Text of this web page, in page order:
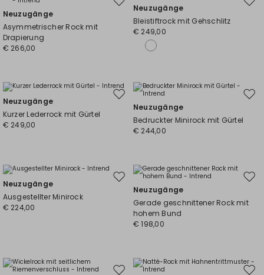
Auf
Wunschliste
Neuzugänge
Asymmetrischer Rock mit
Drapierung
€ 266,00
Auf
Neuzugänge
Bleistiftrock mit Gehschlitz
€ 249,00
Auf
Wunschliste
Neuzugänge
Kurzer Lederrock mit Gürtel
€ 249,00
Auf
Neuzugänge
Bedruckter Minirock mit Gürtel
€ 244,00
Auf
Wunschliste
Neuzugänge
Ausgestellter Minirock
€ 224,00
Auf
Neuzugänge
Gerade geschnittener Rock mit
hohem Bund
€ 198,00